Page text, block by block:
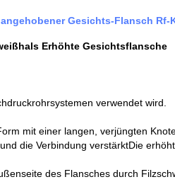
Gesichts-Flansch Rf-
Erhöhte Gesichtsflansche
verwendet wird.
mit einer langen, verjüngten
die Verbindung verstärktDie
des Flansches durch